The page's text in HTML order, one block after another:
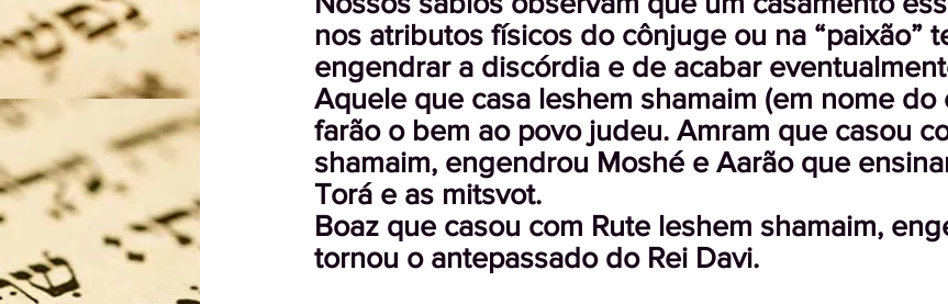
nos atributos físicos do cônjuge ou na “paixão”
engendrar a discórdia e de acabar
Aquele que casa leshem shamaim (em nome do
farão o bem ao povo judeu. Amram que casou
shamaim, engendrou Moshé e Aarão que
Torá e as mitsvot.
Boaz que casou com Rute leshem shamaim,
tornou o antepassado do Rei Davi.